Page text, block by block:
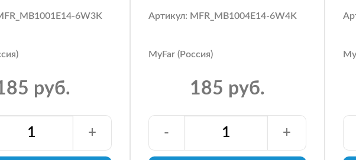
6W3K
руб.
+
Артикул: MFR_MB1004E14-6W4K
MyFar (Россия)
185 руб.
- +